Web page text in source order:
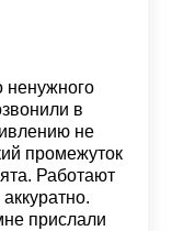
ненужного
в
не
промежуток
Работают
прислали